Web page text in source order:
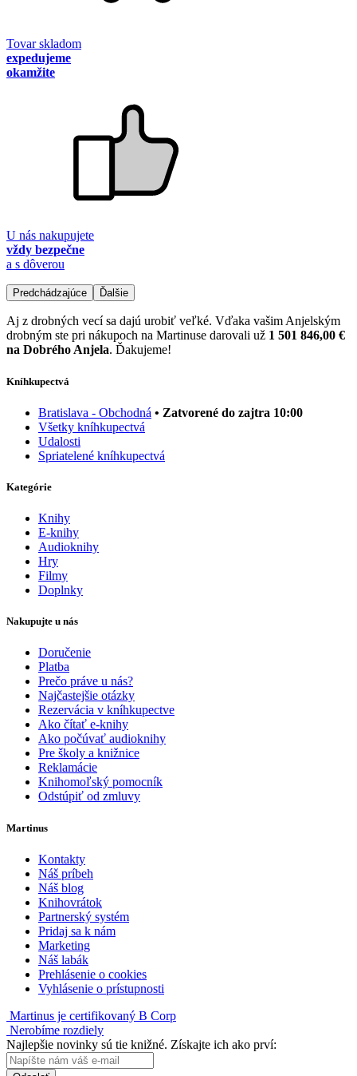
Tovar skladom
expedujeme
okamžite
U nás nakupujete
vždy bezpečne
a s dôverou
Predchádzajúce Ďalšie
Aj z drobných vecí sa dajú urobiť veľké. Vďaka vašim Anjelským
drobným ste pri nákupoch na Martinuse darovali už 1 501 846,00 €
na Dobrého Anjela. Ďakujeme!
Kníhkupectvá
Bratislava - Obchodná • Zatvorené do zajtra 10:00
Všetky kníhkupectvá
Udalosti
Spriatelené kníhkupectvá
Kategórie
Knihy
E-knihy
Audioknihy
Hry
Filmy
Doplnky
Nakupujte u nás
Doručenie
Platba
Prečo práve u nás?
Najčastejšie otázky
Rezervácia v kníhkupectve
Ako čítať e-knihy
Ako počúvať audioknihy
Pre školy a knižnice
Reklamácie
Knihomoľský pomocník
Odstúpiť od zmluvy
Martinus
Kontakty
Náš príbeh
Náš blog
Knihovrátok
Partnerský systém
Pridaj sa k nám
Marketing
Náš labák
Prehlásenie o cookies
Vyhlásenie o prístupnosti
Martinus je certifikovaný B Corp
Nerobíme rozdiely
Najlepšie novinky sú tie knižné. Získajte ich ako prví: